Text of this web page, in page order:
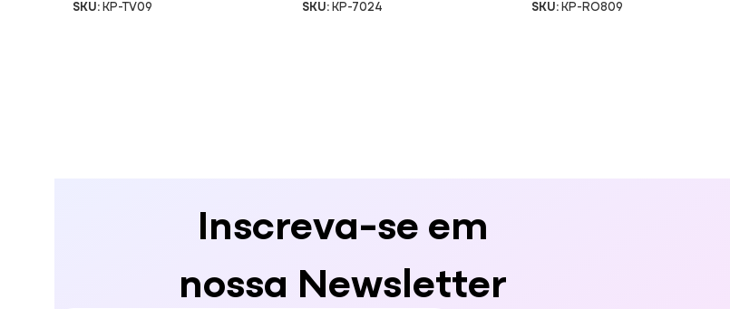
SKU:KP-TV09 SKU:KP-7024 SKU:KP-RO809
Inscreva-se em
nossa Newsletter